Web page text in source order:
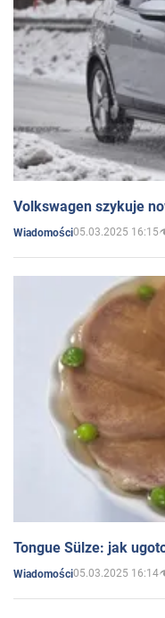
Volkswagen szykuje
Wiadomości05.03.2025 16:15
Tongue Sülze: jak
Wiadomości05.03.2025 16:14